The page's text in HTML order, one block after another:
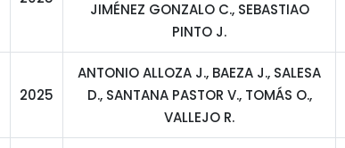
JIMÉNEZ GONZALO C., SEBASTIAO
PINTO J.
2025
ANTONIO ALLOZA J., BAEZA J., SALESA
D., SANTANA PASTOR V., TOMÁS O.,
VALLEJO R.